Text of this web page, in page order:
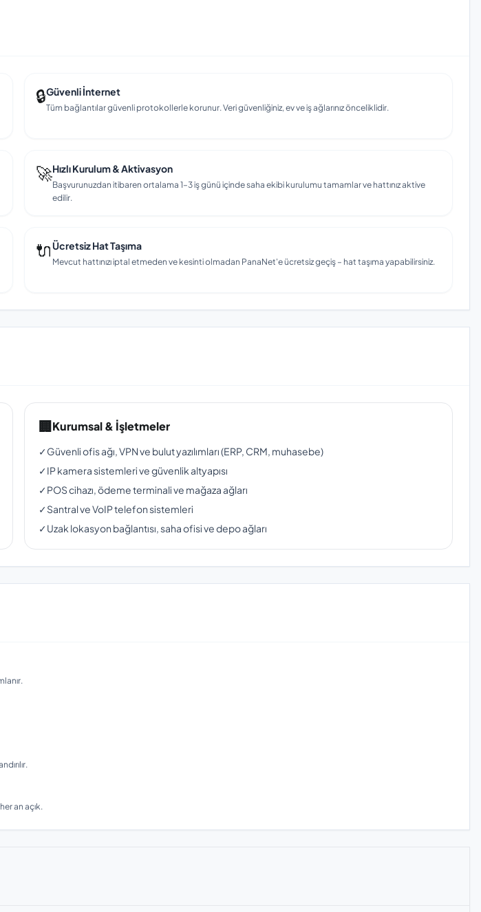
🔒Güvenli İnternet
Tüm bağlantılar güvenli protokollerle korunur. Veri güvenliğiniz, ev ve iş ağlarınız önceliklidir.
🚀Hızlı Kurulum & Aktivasyon
Başvurunuzdan itibaren ortalama 1–3 iş günü içinde saha ekibi kurulumu tamamlar ve hattınız aktive
edilir.
🔌Ücretsiz Hat Taşıma
Mevcut hattınızı iptal etmeden ve kesinti olmadan PanaNet'e ücretsiz geçiş – hat taşıma yapabilirsiniz.
🏢Kurumsal & İşletmeler
✓Güvenli ofis ağı, VPN ve bulut yazılımları (ERP, CRM, muhasebe)
✓IP kamera sistemleri ve güvenlik altyapısı
✓POS cihazı, ödeme terminali ve mağaza ağları
✓Santral ve VoIP telefon sistemleri
✓Uzak lokasyon bağlantısı, saha ofisi ve depo ağları
an açık.